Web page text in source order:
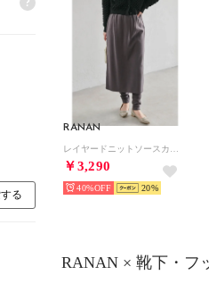
RANAN
￥3,290
40% 20
RANAN × 靴下・フ